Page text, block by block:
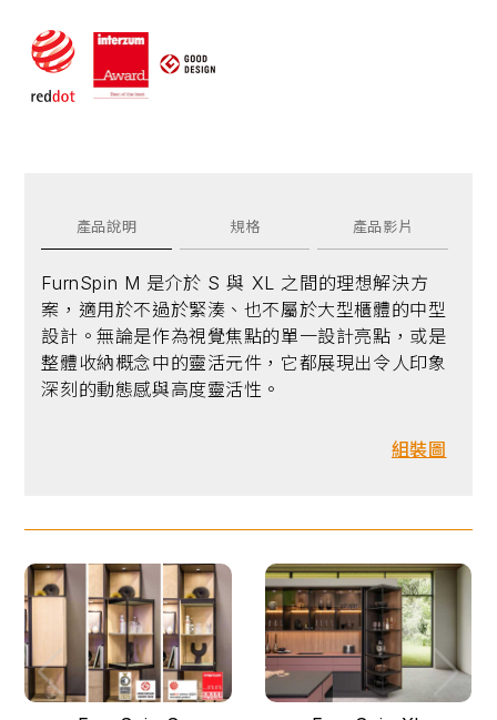
產品說明 規格 產品影片
FurnSpin M 是介於 S 與 XL 之間的理想解決方
案，適用於不過於緊湊、也不屬於大型櫃體的中型
設計。無論是作為視覺焦點的單一設計亮點，或是
整體收納概念中的靈活元件，它都展現出令人印象
深刻的動態感與高度靈活性。
組裝圖